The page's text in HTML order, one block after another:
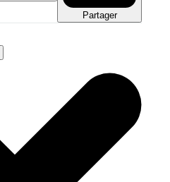
Partager